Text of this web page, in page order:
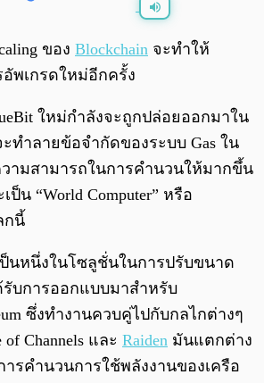
0:00 / 0:00
ของ Blockchain จะทำให้
พเกรดใหม่อีกครั้ง
ใหม่กำลังจะถูกปล่อยออกมาใน
ทำลายข้อจำกัดของระบบ Gas ใน
วามสามารถในการคำนวนให้มากขึ้น
น “World Computer” หรือ
กนี้
นหนึ่งในโซลูชั่นในการปรับขนาด
รับการออกแบบมาสำหรับ
ซึ่งทำงานควบคู่ไปกับกลไกต่างๆ
of Channels และ Raiden มันแตกต่าง
รคำนวนการใช้พลังงานของเครือ